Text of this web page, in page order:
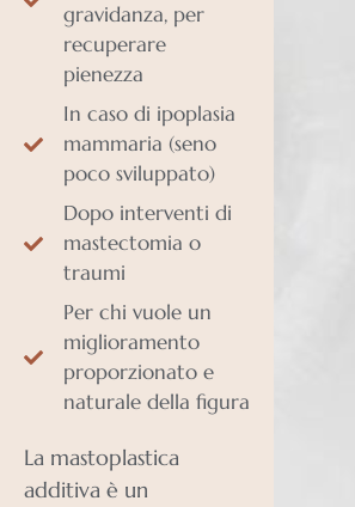
gravidanza, per
recuperare
pienezza
In caso di ipoplasia
mammaria (seno
poco sviluppato)
Dopo interventi di
mastectomia o
traumi
Per chi vuole un
miglioramento
proporzionato e
naturale della figura
La mastoplastica
additiva è un